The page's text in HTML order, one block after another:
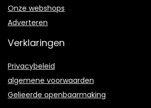
Onze webshops
Adverteren
Verklaringen
Privacybeleid
algemene voorwaarden
Gelieerde openbaarmaking